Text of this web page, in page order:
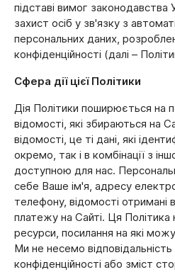
підставі вимог законодавства
захист осіб у зв'язку з
персональних даних,
конфіденційності (далі –
Сфера дії цієї Політики
Дія Політики поширюється на
відомості, які збираються на
відомості, це ті дані, які
окремо, так і в комбінації з
доступною для нас.
себе Ваше ім'я, адресу
телефону, відомості отримані
платежу на Сайті. Ця Політика
ресурси, посилання на які
Ми не несемо відповідальність
конфіденційності або зміст